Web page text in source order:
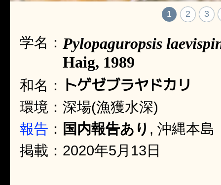
1 2 3
学名： Pylopaguropsis
Haig, 1989
和名： トゲゼブラヤドカリ
環境：深場(漁獲水深)
報告 ： 国内報告あり , 沖縄本島
掲載：2020年5月13日